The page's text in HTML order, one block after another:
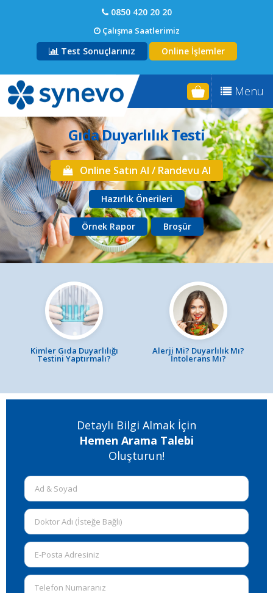
0850 420 20 20
Çalışma Saatlerimiz
Test Sonuçlarınız Online İşlemler
Menu
Gıda Duyarlılık Testi
Online Satın Al / Randevu Al
Hazırlık Önerileri
Örnek Rapor Broşür
Kimler Gıda Duyarlılığı
Testini Yaptırmalı?
Alerji Mi? Duyarlılık Mı?
İntolerans Mı?
Detaylı Bilgi Almak İçin
Hemen Arama Talebi
Oluşturun!